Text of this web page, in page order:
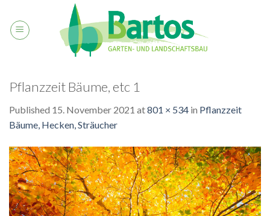
content
Pflanzzeit Bäume, etc 1
Published 15. November 2021 at801 × 534 in Pflanzzeit
Bäume, Hecken, Sträucher